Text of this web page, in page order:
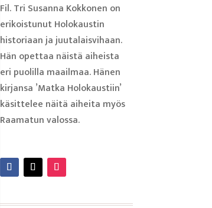
Fil. Tri Susanna Kokkonen on
erikoistunut Holokaustin
historiaan ja juutalaisvihaan.
Hän opettaa näistä aiheista
eri puolilla maailmaa. Hänen
kirjansa ’Matka Holokaustiin’
käsittelee näitä aiheita myös
Raamatun valossa.